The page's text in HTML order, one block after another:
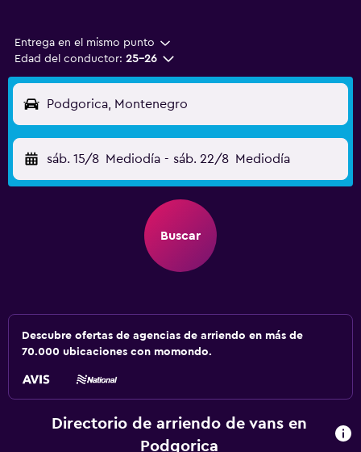
Entrega en el mismo punto
Edad del conductor: 25-26
Podgorica, Montenegro
sáb. 15/8 Mediodía - sáb. 22/8 Mediodía
Buscar
Descubre ofertas de agencias de arriendo en más de
70.000 ubicaciones con momondo.
Directorio de arriendo de vans en
Podgorica